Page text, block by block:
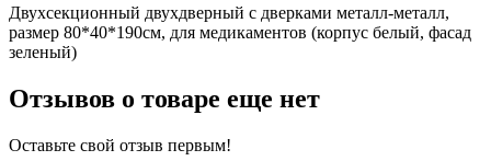
Двухсекционный двухдверный с дверками металл-металл,
размер 80*40*190см, для медикаментов (корпус белый, фасад
зеленый)
Отзывов о товаре еще нет
Оставьте свой отзыв первым!